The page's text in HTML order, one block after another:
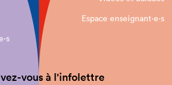
Espace enseignant·e⋅s
vous à l'infolettre